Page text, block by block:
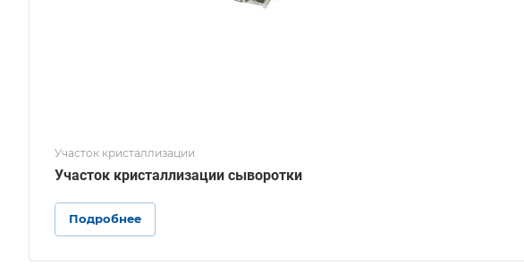
Участок кристаллизации
Участок кристаллизации сыворотки
Подробнее